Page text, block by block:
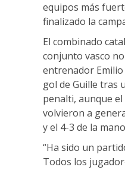
equipos más
finalizado la
El combinado
conjunto vasco
entrenador
gol de Guille tras
penalti, aunque
volvieron a
y el 4-3 de la
“Ha sido un
Todos los